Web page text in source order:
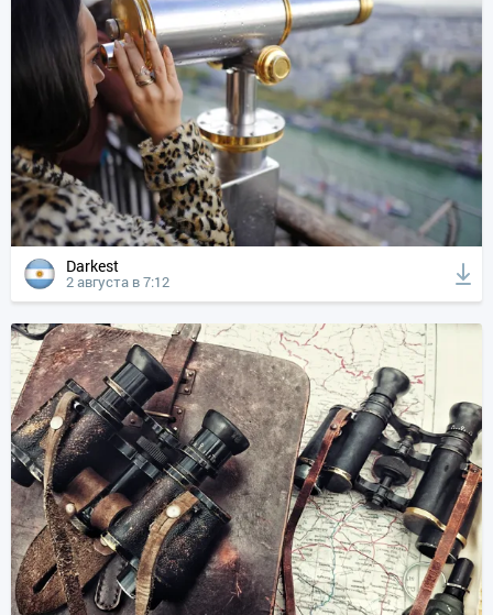
Darkest
2 августа в 7:12